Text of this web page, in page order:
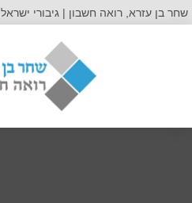
שחר בן עזרא, רואה חשבון | גיבורי ישראל 24, נתניה